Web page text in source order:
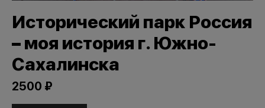
Исторический парк Россия
– моя история г. Южно-
Сахалинска
2500 ₽